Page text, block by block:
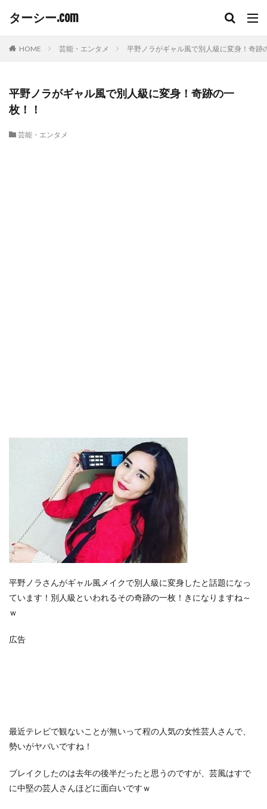
ターシー.com
HOME 芸能・エンタメ 平野ノラがギャル風で別人級に変身！奇跡
平野ノラがギャル風で別人級に変身！奇跡の一
枚！！
芸能・エンタメ
平野ノラさんがギャル風メイクで別人級に変身したと話題になっ
ています！別人級といわれるその奇跡の一枚！きになりますね～
ｗ
広告
最近テレビで観ないことが無いって程の人気の女性芸人さんで、
勢いがヤバいですね！
ブレイクしたのは去年の後半だったと思うのですが、芸風はすで
に中堅の芸人さんほどに面白いですｗ